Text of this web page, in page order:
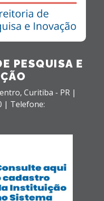
PESQUISA E
Curitiba - PR |
| Telefone: